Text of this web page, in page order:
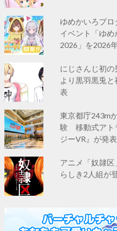
ゆめかいろプ
イベント「ゆめ
2026」を2026
にじさんじ初
より黒羽黒兎
表
東京都庁243m
験 移動式アト
ジーVR』が発表
アニメ「奴隷
らしき2人組が